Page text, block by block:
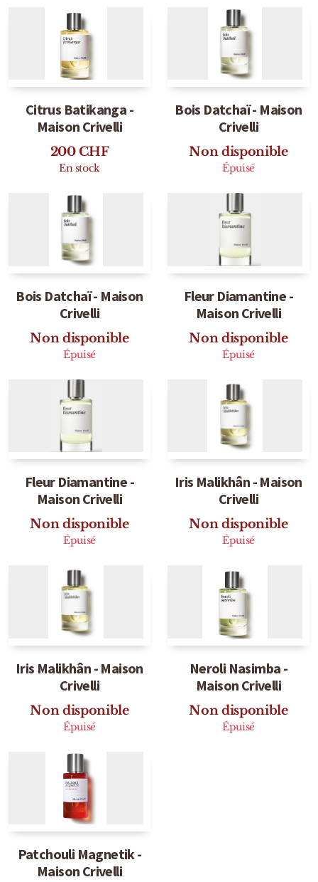
Citrus Batikanga -
Maison Crivelli
200CHF
En stock
Bois Datchaï - Maison
Crivelli
Non disponible
Épuisé
Bois Datchaï - Maison
Crivelli
Non disponible
Épuisé
Fleur Diamantine -
Maison Crivelli
Non disponible
Épuisé
Fleur Diamantine -
Maison Crivelli
Non disponible
Épuisé
Iris Malikhân - Maison
Crivelli
Non disponible
Épuisé
Iris Malikhân - Maison
Crivelli
Non disponible
Épuisé
Neroli Nasimba -
Maison Crivelli
Non disponible
Épuisé
Patchouli Magnetik -
Maison Crivelli
Parfum d'Empire
Stéphane Humbert Lucas
The Different Company
Perris Monte-carlo
Robert Piguet
Marques Italiennes
Santa Maria Novella
Profumum Roma
Marques Suisses
Créateur Olfactif Genève
Sam William
Pure Distance
Marques Anglaises
Clive Christian
Marques Argentines
Bougies